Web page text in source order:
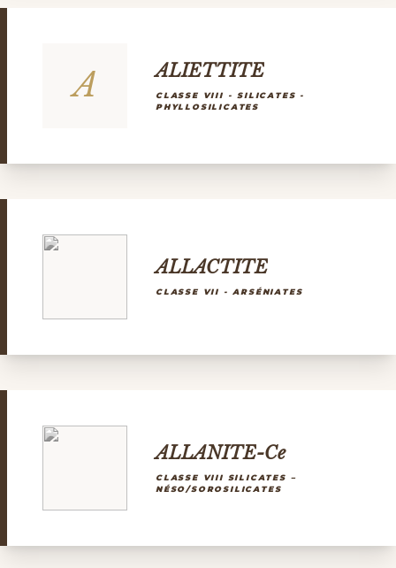
A ALIETTITE
CLASSE VIII - SILICATES -
PHYLLOSILICATES
ALLACTITE
CLASSE VII - ARSÉNIATES
ALLANITE-Ce
CLASSE VIII SILICATES –
NÉSO/SOROSILICATES